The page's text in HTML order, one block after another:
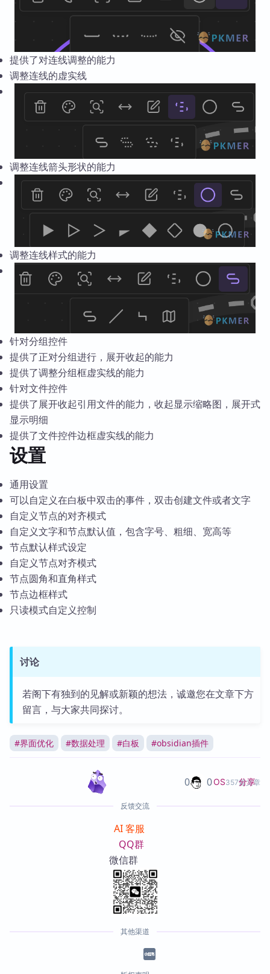
提供了对连线调整的能力
调整连线的虚实线
调整连线箭头形状的能力
调整连线样式的能力
针对分组控件
提供了正对分组进行，展开收起的能力
提供了调整分组框虚实线的能力
针对文件控件
提供了展开收起引用文件的能力，收起显示缩略图，展开式
显示明细
提供了文件控件边框虚实线的能力
设置
通用设置
可以自定义在白板中双击的事件，双击创建文件或者文字
自定义节点的对齐模式
自定义文字和节点默认值，包含字号、粗细、宽高等
节点默认样式设定
自定义节点对齐模式
节点圆角和直角样式
节点边框样式
只读模式自定义控制
讨论
若阁下有独到的见解或新颖的想法，诚邀您在文章下方
留言，与大家共同探讨。
#界面优化 #数据处理 #白板 #obsidian插件
OS357篇文章
0 0 分享
反馈交流
AI 客服
QQ群
微信群
其他渠道